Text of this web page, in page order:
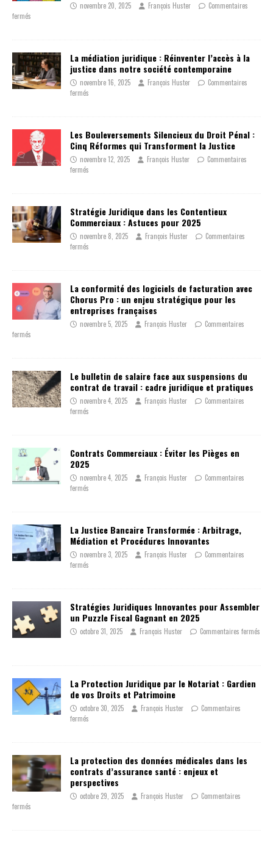
novembre 20, 2025 François Huster
Commentaires
fermés
La médiation juridique : Réinventer l’accès à la
justice dans notre société contemporaine
novembre 16, 2025 François Huster
Commentaires
fermés
Les Bouleversements Silencieux du Droit Pénal :
Cinq Réformes qui Transforment la Justice
novembre 12, 2025 François Huster
Commentaires
fermés
Stratégie Juridique dans les Contentieux
Commerciaux : Astuces pour 2025
novembre 8, 2025 François Huster
Commentaires
fermés
La conformité des logiciels de facturation avec
Chorus Pro : un enjeu stratégique pour les
entreprises françaises
novembre 5, 2025 François Huster
Commentaires
fermés
Le bulletin de salaire face aux suspensions du
contrat de travail : cadre juridique et pratiques
novembre 4, 2025 François Huster
Commentaires
fermés
Contrats Commerciaux : Éviter les Pièges en
2025
novembre 4, 2025 François Huster
Commentaires
fermés
La Justice Bancaire Transformée : Arbitrage,
Médiation et Procédures Innovantes
novembre 3, 2025 François Huster
Commentaires
fermés
Stratégies Juridiques Innovantes pour Assembler
un Puzzle Fiscal Gagnant en 2025
octobre 31, 2025 François Huster Commentaires fermés
La Protection Juridique par le Notariat : Gardien
de vos Droits et Patrimoine
octobre 30, 2025 François Huster
Commentaires
fermés
La protection des données médicales dans les
contrats d’assurance santé : enjeux et
perspectives
octobre 29, 2025 François Huster
Commentaires
fermés